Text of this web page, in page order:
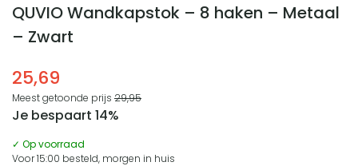
QUVIO Wandkapstok – 8 haken – Metaal
– Zwart
25,69
Meest getoonde prijs 29,95
Je bespaart 14%
✓ Op voorraad
Voor 15:00 besteld, morgen in huis